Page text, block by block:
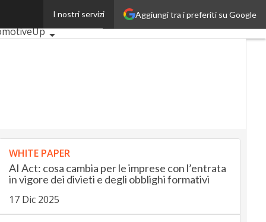
Aggiungi tra i preferiti su Google
I nostri servizi
WHITE PAPER
AI Act: cosa cambia per le imprese con l’entrata
in vigore dei divieti e degli obblighi formativi
17 Dic 2025